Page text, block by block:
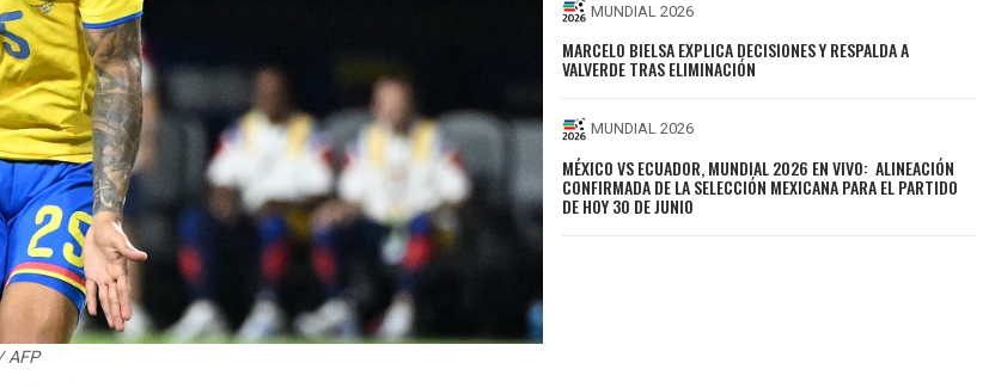
AFP
MUNDIAL 2026
MARCELO BIELSA EXPLICA DECISIONES Y RESPALDA A
VALVERDE TRAS ELIMINACIÓN
MUNDIAL 2026
MÉXICO VS ECUADOR, MUNDIAL 2026 EN VIVO: ALINEACIÓN
CONFIRMADA DE LA SELECCIÓN MEXICANA PARA EL PARTIDO
DE HOY 30 DE JUNIO